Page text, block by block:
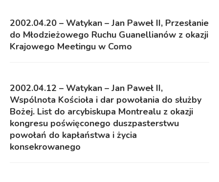
2002.04.20 – Watykan – Jan Paweł II, Przesłanie
do Młodzieżowego Ruchu Guanellianów z okazji
Krajowego Meetingu w Como
2002.04.12 – Watykan – Jan Paweł II,
Wspólnota Kościoła i dar powołania do służby
Bożej. List do arcybiskupa Montrealu z okazji
kongresu poświęconego duszpasterstwu
powołań do kapłaństwa i życia
konsekrowanego